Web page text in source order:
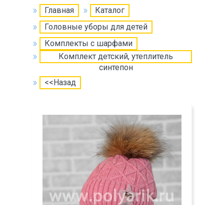
Главная
Каталог
Головные уборы для детей
Комплекты с шарфами
Комплект детский, утеплитель
синтепон
<<Назад